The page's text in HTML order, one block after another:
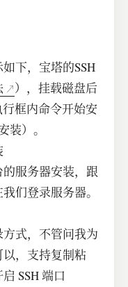
下，宝塔的SSH
），挂载磁盘后
框内命令开始安
装）。
服务器安装，跟
们登录服务器。
式，不管问我为
，支持复制粘
SSH 端口